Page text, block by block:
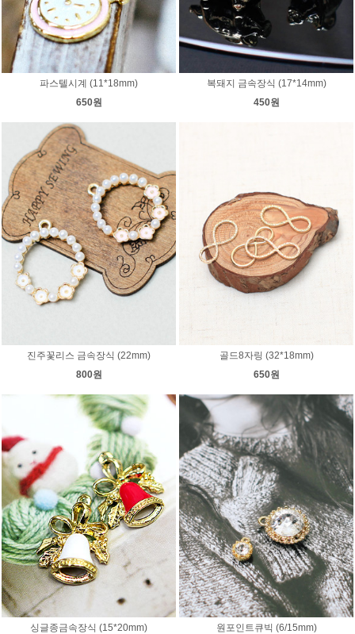
파스텔시계 (11*18mm)
650원
복돼지 금속장식 (17*14mm)
450원
진주꽃리스 금속장식 (22mm)
800원
골드8자링 (32*18mm)
650원
싱글종금속장식 (15*20mm)
원포인트큐빅 (6/15mm)